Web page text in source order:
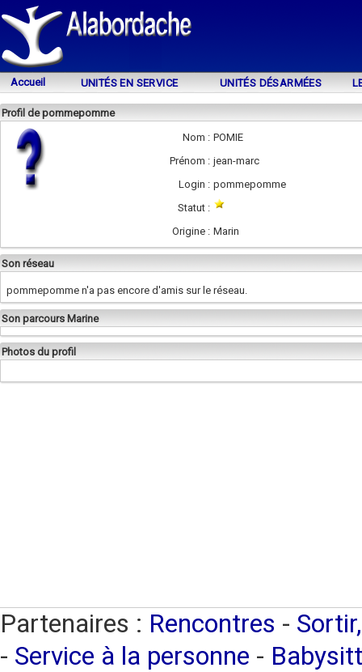
Accueil UNITÉS EN SERVICE UNITÉS DÉSARMÉES
Profil de pommepomme
Nom : POMIE
Prénom : jean-marc
Login : pommepomme
Statut :
Origine : Marin
Son réseau
pommepomme n'a pas encore d'amis sur le réseau.
Son parcours Marine
Photos du profil
Partenaires : Rencontres -
- Service à la personne -